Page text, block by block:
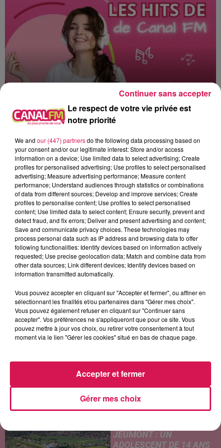
13h00 - 16h00
Les hits de Canal FM
14h43
14h43
MAROON 5
Sugar
14h37
14h37
SHAKIRA FEAT BURNA
BOY
Dai Dai
14h34
14h34
LOUISE ATTAQUE
Les Nuits Parisiennes
LES ARTICLES LES PLUS CONSULTÉS
D'ORAGES CE LUNDI EN
SAMBRE-AVESNOIS-
et changeant concerne nos
l'après-midi et un risque
JEUMONT : UN
ADOLESCENT DE 14 ANS
Le respect de votre vie privée est
notre priorité
We and our (447) partnersdo the following data processing based on
your consent and/or our legitimate interest: Store and/or access
information on a device; Use limited data to select advertising; Create
profiles for personalised advertising; Use profiles to select personalised
advertising; Measure advertising performance; Measure content
performance; Understand audiences through statistics or combinations
of data from different sources; Develop and improve services; Create
profiles to personalise content; Use profiles to select personalised
content; Use limited data to select content; Ensure security, prevent and
detect fraud, and fix errors; Deliver and present advertising and content;
Save and communicate privacy choices. These technologies may
process personal data such as IP address and browsing data to offer
following functionalities: Identify devices based on information actively
requested; Use precise geolocation data; Match and combine data from
other data sources; Link different devices; Identify devices based on
information transmitted automatically.
Vous pouvez accepter en cliquant sur "Accepter et fermer", ou affiner en
sélectionnant les finalités et/ou partenaires dans "Gérer mes choix".
Vous pouvez également refuser en cliquant sur "Continuer sans
accepter". Vos préférences ne s'appliqueront que pour ce site. Vous
pouvez mettre à jour vos choix, ou retirer votre consentement à tout
moment via le lien "Gérer les cookies" situé en bas de chaque page.
Gérer mes choix
Accepter et fermer
Continuer sans accepter